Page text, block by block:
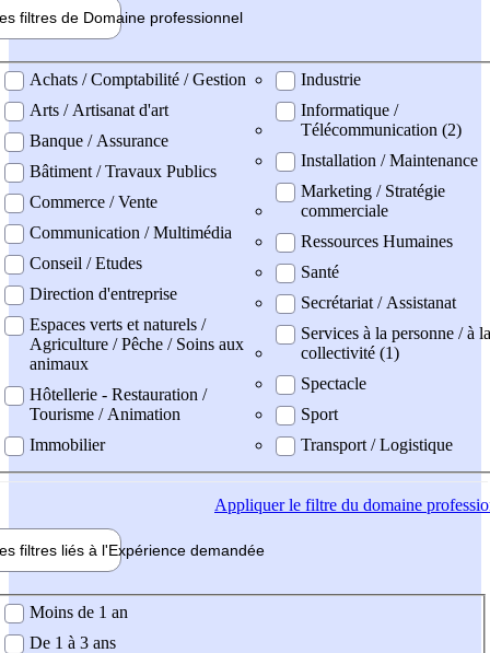
filtres de Domaine professionnel
professionel
Achats / Comptabilité / Gestion
Arts / Artisanat d'art
Banque / Assurance
Bâtiment / Travaux Publics
Commerce / Vente
Communication / Multimédia
Conseil / Etudes
Direction d'entreprise
Espaces verts et naturels /
Agriculture / Pêche / Soins aux
animaux
Hôtellerie - Restauration /
Tourisme / Animation
Immobilier
Industrie
Informatique /
Télécommunication (2)
Installation / Maintenance
Marketing / Stratégie
commerciale
Ressources Humaines
Santé
Secrétariat / Assistanat
Services à la personne / à la
collectivité (1)
Spectacle
Sport
Transport / Logistique
Appliquerle filtre du domaine
filtres liés à l'Expérience demandée
demandée
Moins de 1 an
De 1 à 3 ans